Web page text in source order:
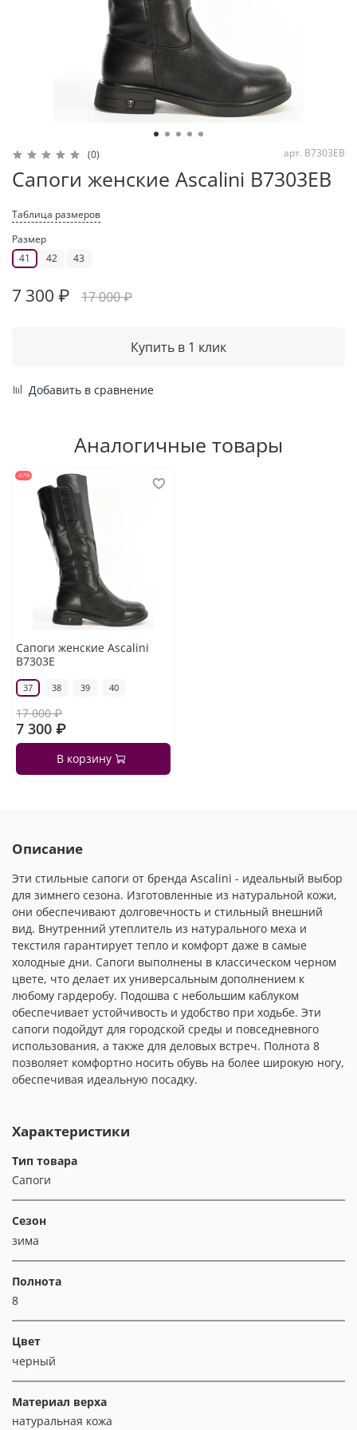
(0) арт. B7303EB
Сапоги женские Ascalini B7303EB
Таблица размеров
Размер
41
42 43
7 300 ₽ 17 000 ₽
Купить в 1 клик
Добавить в сравнение
Аналогичные товары
-57%
Сапоги женские Ascalini
B7303E
37 38 39 40
17 000 ₽
7 300 ₽
В корзину
Описание
Эти стильные сапоги от бренда Ascalini - идеальный выбор
для зимнего сезона. Изготовленные из натуральной кожи,
они обеспечивают долговечность и стильный внешний
вид. Внутренний утеплитель из натурального меха и
текстиля гарантирует тепло и комфорт даже в самые
холодные дни. Сапоги выполнены в классическом черном
цвете, что делает их универсальным дополнением к
любому гардеробу. Подошва с небольшим каблуком
обеспечивает устойчивость и удобство при ходьбе. Эти
сапоги подойдут для городской среды и повседневного
использования, а также для деловых встреч. Полнота 8
позволяет комфортно носить обувь на более широкую ногу,
обеспечивая идеальную посадку.
Характеристики
Тип товара
Сапоги
Сезон
зима
Полнота
8
Цвет
черный
Материал верха
натуральная кожа